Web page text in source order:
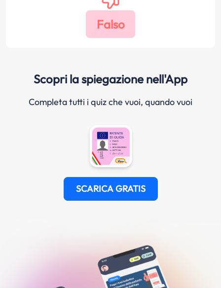
Scopri la spiegazione nell'App
Completa tutti i quiz che vuoi, quando vuoi
SCARICA GRATIS